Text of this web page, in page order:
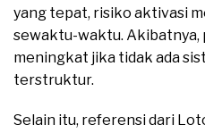
yang tepat, risiko aktivasi
sewaktu-waktu.
meningkat jika tidak ada
terstruktur.
Selain itu, referensi dari